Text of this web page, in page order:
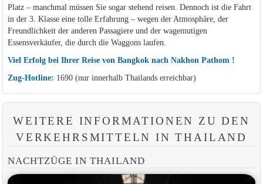
Platz – manchmal müssen Sie sogar stehend reisen. Dennoch ist die Fahrt
in der 3. Klasse eine tolle Erfahrung – wegen der Atmosphäre, der
Freundlichkeit der anderen Passagiere und der wagemutigen
Essensverkäufer, die durch die Waggons laufen.
Viel Erfolg bei Ihrer Reise von Bangkok nach Nakhon Pathom !
Zug-Hotline: 1690 (nur innerhalb Thailands erreichbar)
WEITERE INFORMATIONEN ZU DEN
VERKEHRSMITTELN IN THAILAND
NACHTZÜGE IN THAILAND